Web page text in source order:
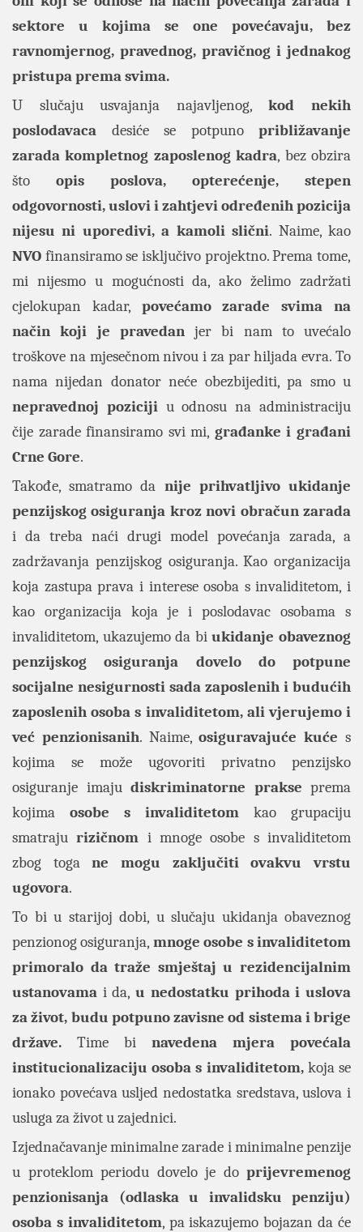
sektore u kojima se one povećavaju, bez
ravnomjernog, pravednog, pravičnog i jednakog
pristupa prema svima.
U slučaju usvajanja najavljenog,kod nekih
poslodavaca desiće se potpuno približavanje
zarada kompletnog zaposlenog kadra, bez obzira
što opis poslova, opterećenje, stepen
odgovornosti, uslovi i zahtjevi određenih pozicija
nijesu ni uporedivi, a kamoli slični. Naime, kao
NVO finansiramo se isključivo projektno. Prema tome,
mi nijesmo u mogućnosti da, ako želimo zadržati
cjelokupan kadar, povećamo zarade svima na
način koji je pravedanjer bi nam to uvećalo
troškove na mjesečnom nivou i za par hiljada evra. To
nama nijedan donator neće obezbijediti, pa smo u
nepravednoj poziciji u odnosu na administraciju
čije zarade finansiramo svi mi, građanke i građani
Crne Gore.
Takođe, smatramo da nije prihvatljivo ukidanje
penzijskog osiguranja kroz novi obračun zarada
i da treba naći drugi model povećanja zarada, a
zadržavanja penzijskog osiguranja. Kao organizacija
koja zastupa prava i interese osoba s invaliditetom, i
kao organizacija koja je i poslodavac osobama s
invaliditetom, ukazujemo da biukidanje obaveznog
penzijskog osiguranja dovelo do potpune
socijalne nesigurnosti sada zaposlenih i budućih
zaposlenih osoba s invaliditetom, ali vjerujemo i
već penzionisanih. Naime,osiguravajuće kuće s
kojima se može ugovoriti privatno penzijsko
osiguranje imaju diskriminatorne prakse prema
kojima osobe s invaliditetom kao grupaciju
smatrajurizičnom i mnoge osobe s invaliditetom
zbog togane mogu zaključiti ovakvu vrstu
ugovora.
To bi u starijoj dobi, u slučaju ukidanja obaveznog
penzionog osiguranja, mnoge osobe s invaliditetom
primoralo da traže smještaj u rezidencijalnim
ustanovama i da,u nedostatku prihoda i uslova
za život, budu potpuno zavisne od sistema i brige
države. Time bi navedena mjera povećala
institucionalizaciju osoba s invaliditetom,koja se
ionako povećava usljed nedostatka sredstava, uslova i
usluga za život u zajednici.
Izjednačavanje minimalne zarade i minimalne penzije
u proteklom periodu dovelo je do prijevremenog
penzionisanja (odlaska u invalidsku penziju)
osoba s invaliditetom, pa iskazujemo bojazan da će